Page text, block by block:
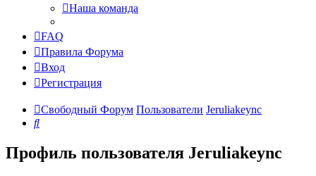
Наша команда
FAQ
Правила Форума
Вход
Регистрация
Свободный Форум Пользователи Jeruliakeync
Поиск
Профиль пользователя Jeruliakeync